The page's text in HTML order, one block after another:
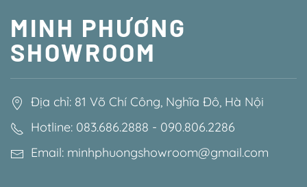
MINH PHƯƠNG
SHOWROOM
Địa chỉ: 81 Võ Chí Công, Nghĩa Đô, Hà Nội
Hotline: 083.686.2888 - 090.806.2286
Email: minhphuongshowroom@gmail.com